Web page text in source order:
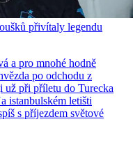
přivítaly legendu
a pro mnohé hodně
po odchodu z
při příletu do Turecka
istanbulském letišti
s příjezdem světové